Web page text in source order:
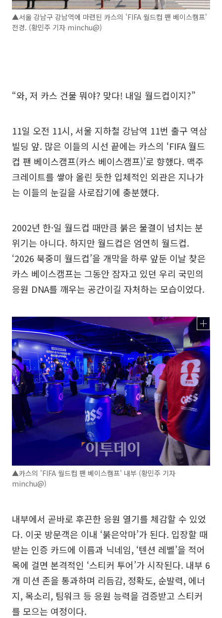
▲서울 강남구 강남역에 마련된 카스의 'FIFA 월드컵 팬 베이스캠프'
전경. (황민주 기자 minchu@)
“와, 저 카스 건물 뭐야? 맞다! 내일 월드컵이지?”
11일 오전 11시, 서울 지하철 강남역 11번 출구 역삼
빌딩 앞. 많은 이들의 시선 끝에는 카스의 ‘FIFA 월드
컵 팬 베이스캠프(카스 베이스캠프)’로 향했다. 맥주
크레이트를 쌓아 올린 듯한 입체적인 외관은 지나가
는 이들의 눈길을 사로잡기에 충분했다.
2002년 한·일 월드컵 때만큼 붉은 물결이 넘치는 분
위기는 아니다. 하지만 월드컵은 엄연히 월드컵.
‘2026 북중미 월드컵’을 개막을 하루 앞둔 이날 찾은
카스 베이스캠프는 그동안 잠자고 있던 우리 국민의
응원 DNA를 깨우는 공간이길 자처하는 모습이었다.
▲카스의 'FIFA 월드컵 팬 베이스캠프' 내부 (황민주 기자
minchu@)
내부에서 곧바로 후끈한 응원 열기를 체감할 수 있었
다. 이곳 방문객은 이내 ‘붉은악마’가 된다. 입장할 때
받는 인증 카드에 이름과 닉네임, ‘텐션 레벨’을 적어
목에 걸면 본격적인 ‘스티커 투어’가 시작된다. 내부 6
개 미션 존을 통과하며 리듬감, 정확도, 순발력, 에너
지, 목소리, 팀워크 등 응원 능력을 검증받고 스티커
를 모으는 여정이다.